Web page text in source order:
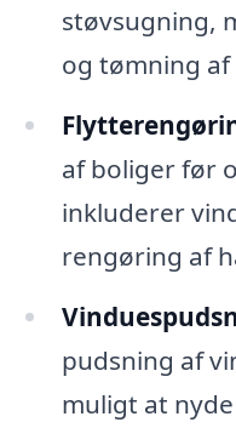
støvsugning,
og tømning af
af boliger før
inkluderer
rengøring af
pudsning af
muligt at